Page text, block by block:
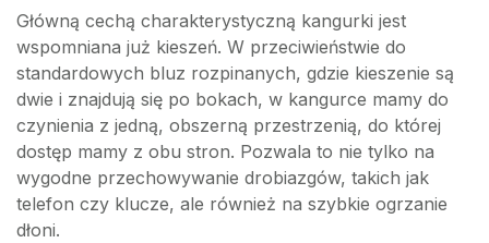
Główną cechą charakterystyczną kangurki jest
wspomniana już kieszeń. W przeciwieństwie do
standardowych bluz rozpinanych, gdzie kieszenie są
dwie i znajdują się po bokach, w kangurce mamy do
czynienia z jedną, obszerną przestrzenią, do której
dostęp mamy z obu stron. Pozwala to nie tylko na
wygodne przechowywanie drobiazgów, takich jak
telefon czy klucze, ale również na szybkie ogrzanie
dłoni.